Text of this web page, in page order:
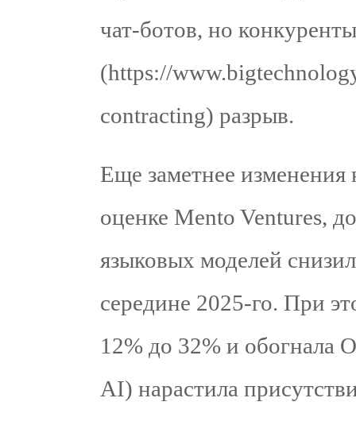
чат‑ботов, но
(https://
contracting) разрыв.
Еще заметнее
оценке Mento Ventures,
языковых моделей
середине 2025‑го. При
12% до 32% и обогнала
AI) нарастила